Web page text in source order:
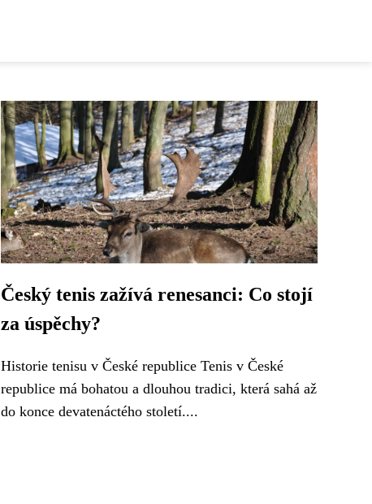
Český tenis zažívá renesanci: Co stojí
za úspěchy?
Historie tenisu v České republice Tenis v České
republice má bohatou a dlouhou tradici, která sahá až
do konce devatenáctého století....